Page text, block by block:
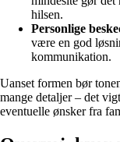
hilsen.
Personlige
være en god
kommunikation.
Uanset formen bør
mange detaljer – det
eventuelle ønsker fra